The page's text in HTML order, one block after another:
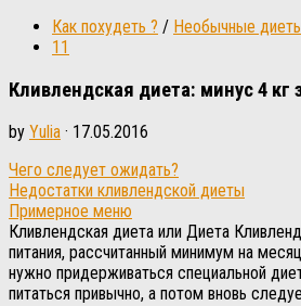
Как похудеть ? / Необычные
11
Кливлендская диета: минус 4 кг
by Yulia · 17.05.2016
Чего следует ожидать?
Недостатки кливлендской диеты
Примерное меню
Кливлендская диета или Диета
питания, рассчитанный минимум на
нужно придерживаться специальной
питаться привычно, а потом вновь